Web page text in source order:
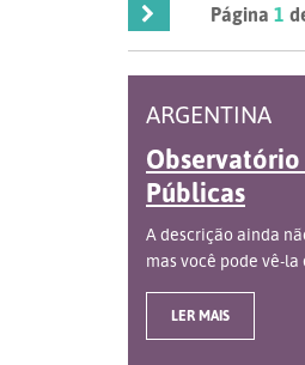
Página1
ARGENTINA
Públicas
A descrição ainda
mas você pode vê-
LER MAIS